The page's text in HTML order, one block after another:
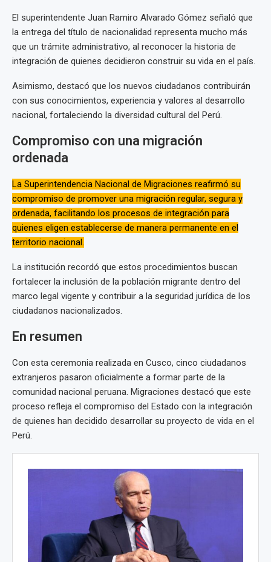
El superintendente Juan Ramiro Alvarado Gómez señaló que
la entrega del título de nacionalidad representa mucho más
que un trámite administrativo, al reconocer la historia de
integración de quienes decidieron construir su vida en el país.
Asimismo, destacó que los nuevos ciudadanos contribuirán
con sus conocimientos, experiencia y valores al desarrollo
nacional, fortaleciendo la diversidad cultural del Perú.
Compromiso con una migración
ordenada
La Superintendencia Nacional de Migraciones reafirmó su
compromiso de promover una migración regular, segura y
ordenada, facilitando los procesos de integración para
quienes eligen establecerse de manera permanente en el
territorio nacional.
La institución recordó que estos procedimientos buscan
fortalecer la inclusión de la población migrante dentro del
marco legal vigente y contribuir a la seguridad jurídica de los
ciudadanos nacionalizados.
En resumen
Con esta ceremonia realizada en Cusco, cinco ciudadanos
extranjeros pasaron oficialmente a formar parte de la
comunidad nacional peruana. Migraciones destacó que este
proceso refleja el compromiso del Estado con la integración
de quienes han decidido desarrollar su proyecto de vida en el
Perú.